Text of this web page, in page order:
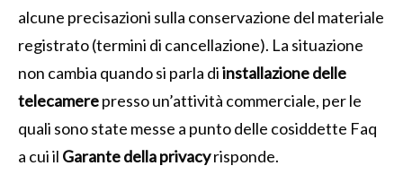
alcune precisazioni sulla conservazione del materiale
registrato (termini di cancellazione). La situazione
non cambia quando si parla diinstallazione delle
telecamerepresso un’attività commerciale, per le
quali sono state messe a punto delle cosiddette Faq
a cui il Garante della privacyrisponde.